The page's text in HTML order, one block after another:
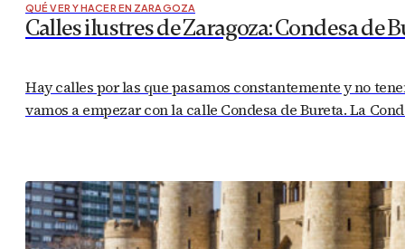
QUÉ VER Y HACER EN ZARAGOZA
Calles ilustres de Zaragoza: Condesa de
Hay calles por las que pasamos constantemente y no
vamos a empezar con la calle Condesa de Bureta. La